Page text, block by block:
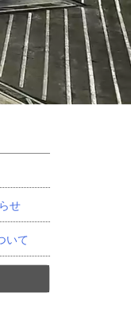
せ
いて